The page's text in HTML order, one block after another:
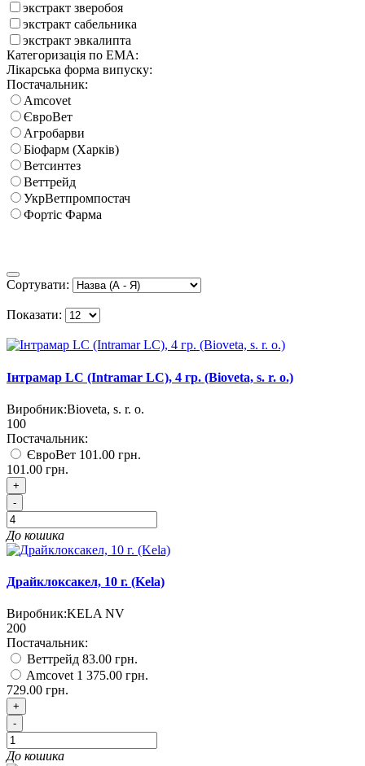
экстракт зверобоя
экстракт сабельника
экстракт эвкалипта
Категоризація по EMA:
Лікарська форма випуску:
Постачальник:
Amcovet
ЄвроВет
Агробарви
Біофарм (Харків)
Ветсинтез
Веттрейд
УкрВетпромпостач
Фортіс Фарма
Сортувати:
Показати:
Інтрамар LC (Intramar LC), 4 гр. (Bioveta, s. r. o.)
Виробник:Bioveta, s. r. o.
100
Постачальник:
ЄвроВет 101.00 грн.
101.00 грн.
+
-
До кошика
Драйклоксакел, 10 г. (Kela)
Виробник:KELA NV
200
Постачальник:
Веттрейд 83.00 грн.
Amcovet 1 375.00 грн.
729.00 грн.
+
-
До кошика